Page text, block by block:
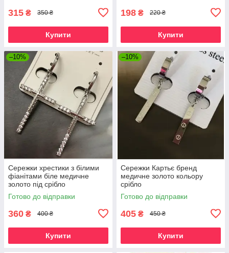
315 ₴ 350 ₴
Купити
198 ₴ 220 ₴
Купити
–10%
Сережки хрестики з білими
фіанітами біле медичне
золото під срібло
Готово до відправки
360 ₴ 400 ₴
Купити
–10%
Сережки Картьє бренд
медичне золото кольору
срібло
Готово до відправки
405 ₴ 450 ₴
Купити